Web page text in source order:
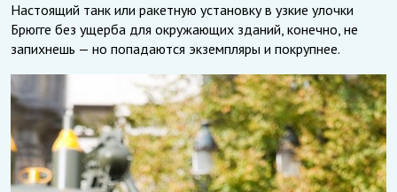
Настоящий танк или ракетную установку в узкие улочки
Брюгге без ущерба для окружающих зданий, конечно, не
запихнешь — но попадаются экземпляры и покрупнее.